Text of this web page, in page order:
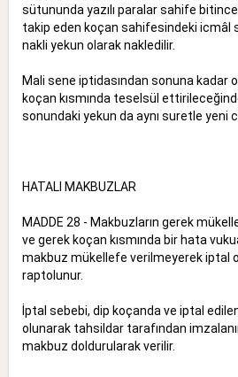
sütununda yazılı paralar sahife
takip eden koçan sahifesindeki icmâl
nakli yekun olarak nakledilir.
Mali sene iptidasından sonuna kadar
koçan kısmında teselsül
sonundaki yekun da aynı suretle yeni
HATALI MAKBUZLAR
MADDE 28 - Makbuzların gerek
ve gerek koçan kısmında bir hata
makbuz mükellefe verilmeyerek iptal
raptolunur.
İptal sebebi, dip koçanda ve iptal
olunarak tahsildar tarafından
makbuz doldurularak verilir.